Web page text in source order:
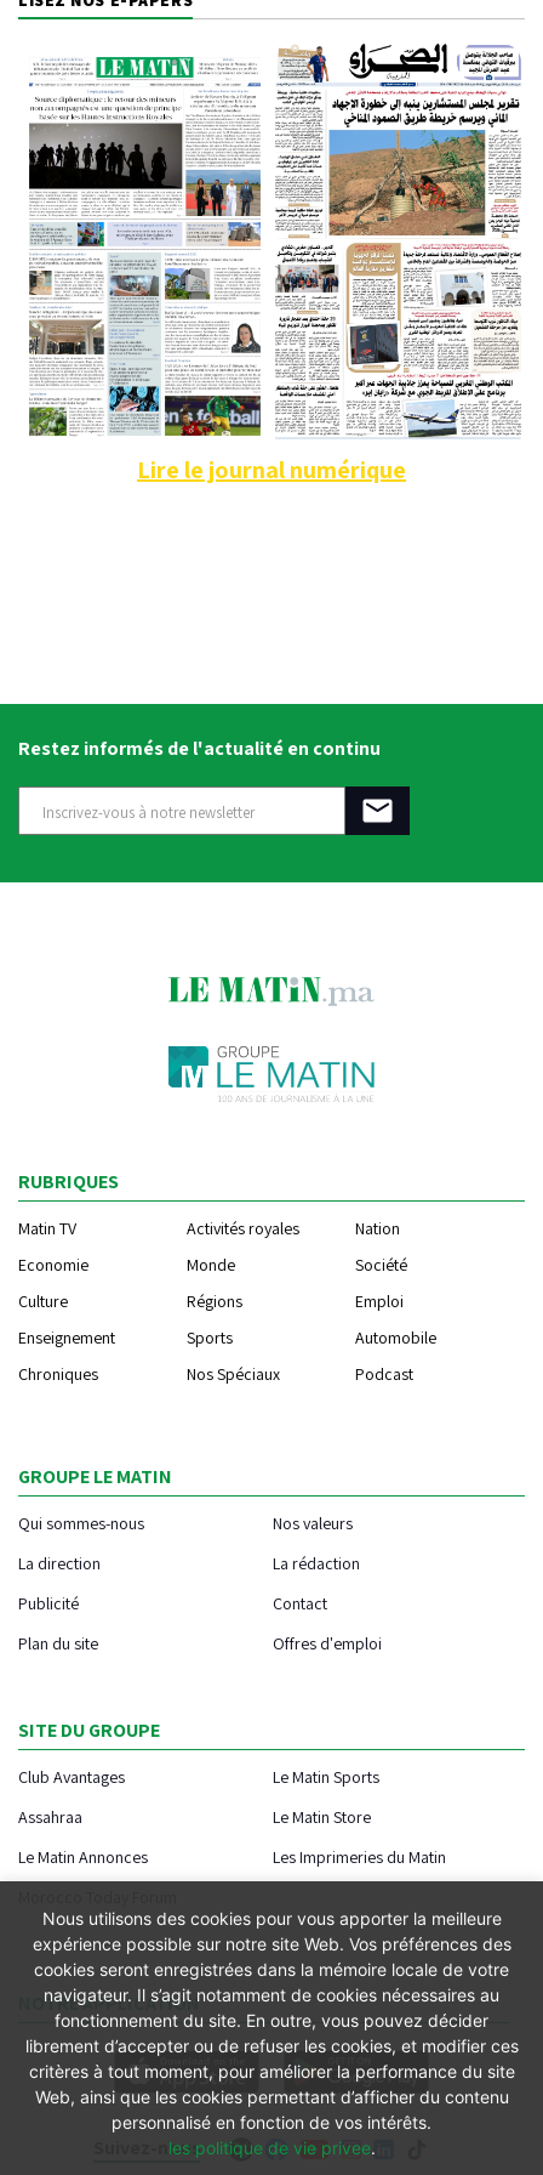
Lire le journal numérique
Restez informés de l'actualité en continu
Suivez-nous
RUBRIQUES
Matin TV Activités royales
Nation
Economie
Monde
Société
Culture
Régions
Emploi
Enseignement
Sports
Automobile
Chroniques
Nos Spéciaux Podcast
GROUPE LE MATIN
Qui sommes-nous
Nos valeurs
La direction
La rédaction
Publicité
Contact
Plan du site
Offres d'emploi
SITE DU GROUPE
Club Avantages
Le Matin Sports
Assahraa
Le Matin Store
Le Matin Annonces
Les Imprimeries du Matin
NOTRE APPLICATION
Nous utilisons des cookies pour vous apporter la meilleure
expérience possible sur notre site Web. Vos préférences des
cookies seront enregistrées dans la mémoire locale de votre
navigateur. Il s’agit notamment de cookies nécessaires au
fonctionnement du site. En outre, vous pouvez décider
librement d’accepter ou de refuser les cookies, et modifier ces
critères à tout moment, pour améliorer la performance du site
Web, ainsi que les cookies permettant d’afficher du contenu
personnalisé en fonction de vos intérêts.
les politique de vie privee.